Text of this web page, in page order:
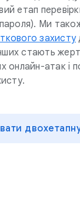
етап
Ми
захисту
стають
онлайн-атак і